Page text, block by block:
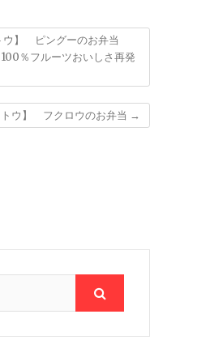
ウ】 ピングーのお弁当
％フルーツおいしさ再発
トウ】 フクロウのお弁当 →